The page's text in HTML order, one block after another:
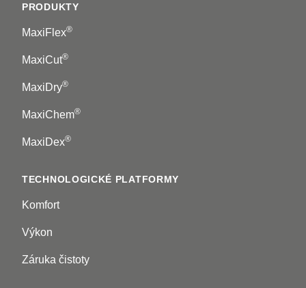
PRODUKTY
MaxiFlex®
MaxiCut®
MaxiDry®
MaxiChem®
MaxiDex®
TECHNOLOGICKÉ PLATFORMY
Komfort
Výkon
Záruka čistoty